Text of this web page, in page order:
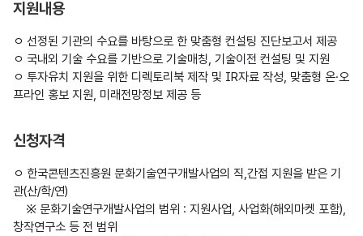
지원내용
ㅇ 선정된 기관의 수요를 바탕으로 한 맞춤형 컨설팅 진단보고서 제공
ㅇ 국내외 기술 수요를 기반으로 기술매칭, 기술이전 컨설팅 및 지원
ㅇ 투자유치 지원을 위한 디렉토리북 제작 및 IR자료 작성, 맞춤형 온·오
프라인 홍보 지원, 미래전망정보 제공 등
신청자격
ㅇ 한국콘텐츠진흥원 문화기술연구개발사업의 직,간접 지원을 받은 기
관(산/학/연)
창작연구소 등 전 범위